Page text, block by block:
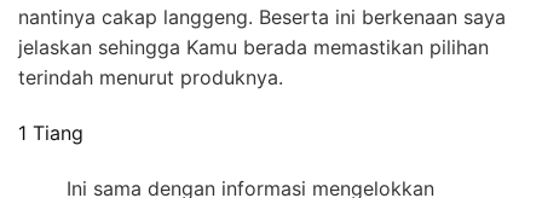
nantinya cakap langgeng. Beserta ini berkenaan saya
jelaskan sehingga Kamu berada memastikan pilihan
terindah menurut produknya.
1 Tiang
Ini sama dengan informasi mengelokkan